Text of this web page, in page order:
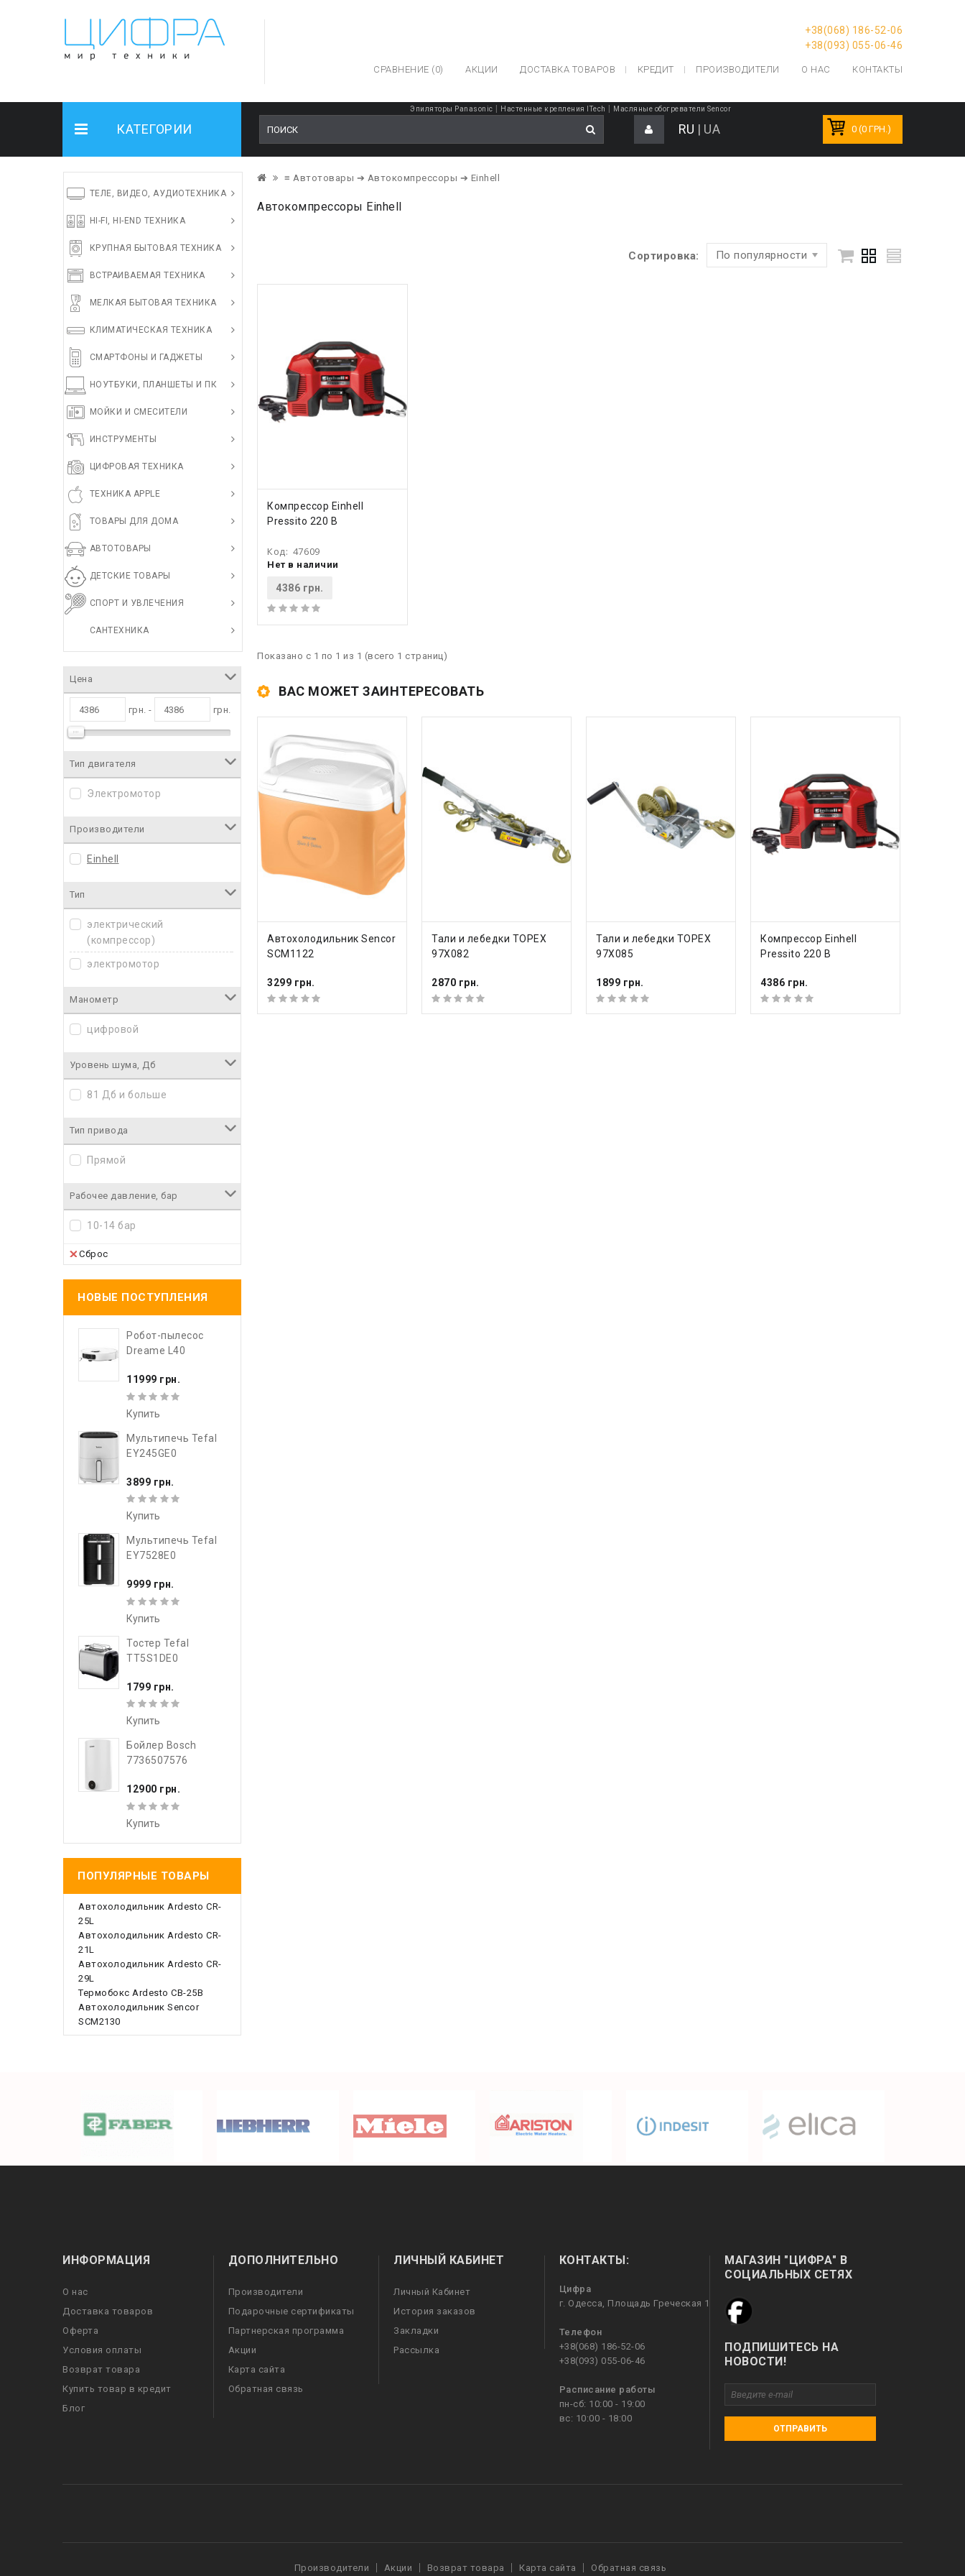
+38(068) 186-52-06
+38(093) 055-06-46
СРАВНЕНИЕ (0) АКЦИИ ДОСТАВКА ТОВАРОВ КРЕДИТ ПРОИЗВОДИТЕЛИ О НАС КОНТАКТЫ
КАТЕГОРИИ
Эпиляторы Panasonic Настенные крепления ITech Масляные обогреватели Sencor
RU | UA 0 (0 ГРН.)
ТЕЛЕ, ВИДЕО, АУДИОТЕХНИКА
HI-FI, HI-END ТЕХНИКА
КРУПНАЯ БЫТОВАЯ ТЕХНИКА
ВСТРАИВАЕМАЯ ТЕХНИКА
МЕЛКАЯ БЫТОВАЯ ТЕХНИКА
КЛИМАТИЧЕСКАЯ ТЕХНИКА
СМАРТФОНЫ И ГАДЖЕТЫ
НОУТБУКИ, ПЛАНШЕТЫ И ПК
МОЙКИ И СМЕСИТЕЛИ
ИНСТРУМЕНТЫ
ЦИФРОВАЯ ТЕХНИКА
ТЕХНИКА APPLE
ТОВАРЫ ДЛЯ ДОМА
АВТОТОВАРЫ
ДЕТСКИЕ ТОВАРЫ
СПОРТ И УВЛЕЧЕНИЯ
САНТЕХНИКА
Цена
грн. - грн.
Тип двигателя
Электромотор
Производители
Einhell
Тип
электрический
(компрессор)
электромотор
Манометр
цифровой
Уровень шума, Дб
81 Дб и больше
Тип привода
Прямой
Рабочее давление, бар
10-14 бар
Сброс
НОВЫЕ ПОСТУПЛЕНИЯ
Робот-пылесос
Dreame L40
11999 грн.
Купить
Мультипечь Tefal
EY245GE0
3899 грн.
Купить
Мультипечь Tefal
EY7528E0
9999 грн.
Купить
Тостер Tefal
TT5S1DE0
1799 грн.
Купить
Бойлер Bosch
7736507576
12900 грн.
Купить
ПОПУЛЯРНЫЕ ТОВАРЫ
Автохолодильник Ardesto CR-
25L
Автохолодильник Ardesto CR-
21L
Автохолодильник Ardesto CR-
29L
Термобокс Ardesto CB-25B
Автохолодильник Sencor
SCM2130
≡ Автотовары ➔ Автокомпрессоры ➔ Einhell
Автокомпрессоры Einhell
Сортировка: По популярности
КУПИТЬ
Компрессор Einhell
Pressito 220 В
Код: 47609
Нет в наличии
4386 грн.
Показано с 1 по 1 из 1 (всего 1 страниц)
ВАС МОЖЕТ ЗАИНТЕРЕСОВАТЬ
КУПИТЬ
Автохолодильник Sencor
SCM1122
3299 грн.
КУПИТЬ
Тали и лебедки TOPEX
97X082
2870 грн.
КУПИТЬ
Тали и лебедки TOPEX
97X085
1899 грн.
КУПИТЬ
Компрессор Einhell
Pressito 220 В
4386 грн.
ИНФОРМАЦИЯ
О нас
Доставка товаров
Оферта
Условия оплаты
Возврат товара
Купить товар в кредит
Блог
ДОПОЛНИТЕЛЬНО
Производители
Подарочные сертификаты
Партнерская программа
Акции
Карта сайта
Обратная связь
ЛИЧНЫЙ КАБИНЕТ
Личный Кабинет
История заказов
Закладки
Рассылка
КОНТАКТЫ:
Цифра
г. Одесса, Площадь Греческая 1
Телефон
+38(068) 186-52-06
+38(093) 055-06-46
Расписание работы
пн-сб: 10:00 - 19:00
вс: 10:00 - 18:00
МАГАЗИН "ЦИФРА" В
СОЦИАЛЬНЫХ СЕТЯХ
ПОДПИШИТЕСЬ НА
НОВОСТИ!
ОТПРАВИТЬ
Производители Акции Возврат товара Карта сайта Обратная связь